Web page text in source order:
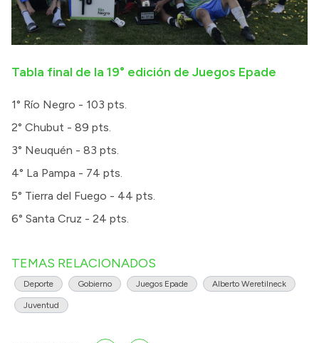
Tabla final de la 19° edición de Juegos Epade
1° Río Negro - 103 pts.
2° Chubut - 89 pts.
3° Neuquén - 83 pts.
4° La Pampa - 74 pts.
5° Tierra del Fuego - 44 pts.
6° Santa Cruz - 24 pts.
TEMAS RELACIONADOS
Deporte Gobierno Juegos Epade Alberto Weretilneck
Juventud